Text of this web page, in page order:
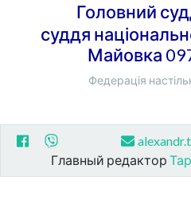
Головний
суддя
Майовка
Федерація
Главный редактор